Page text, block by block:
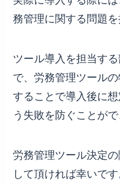
務管理に関する問題
ツール導入を担当す
で、労務管理ツール
することで導入後に
う失敗を防ぐことがで
労務管理ツール決定
して頂ければ幸いです